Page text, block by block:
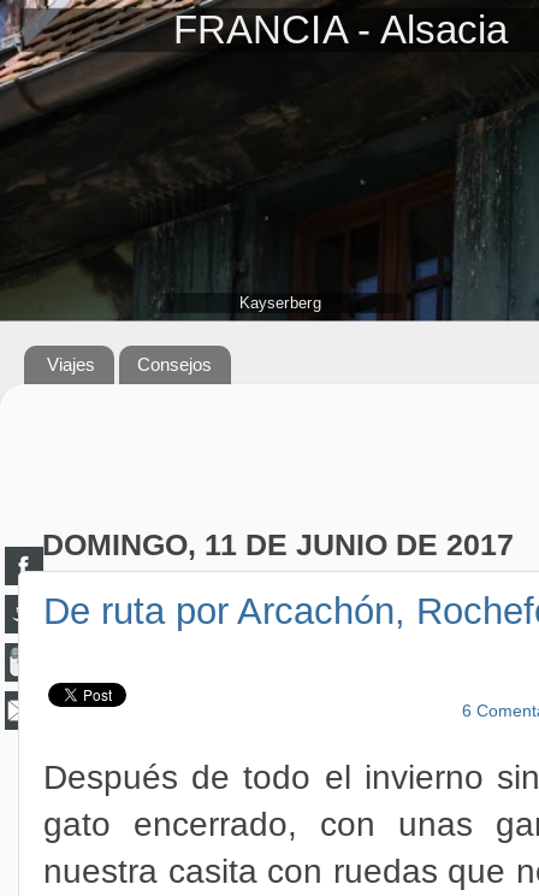
FRANCIA - Alsacia
Kayserberg
Viajes Consejos
DOMINGO, 11 DE JUNIO DE 2017
De ruta por Arcachón,
6
Después de todo el invierno
gato encerrado, con unas
nuestra casita con ruedas que